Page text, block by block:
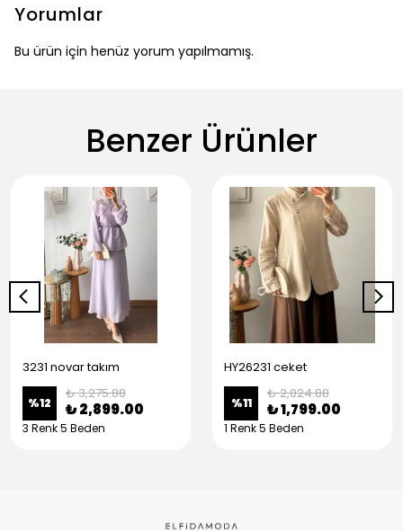
Yorumlar
Bu ürün için henüz yorum yapılmamış.
Benzer Ürünler
3231 novar takım
%12
₺ 3,275.88
₺ 2,899.00
3 Renk 5 Beden
HY26231 ceket
%11
₺ 2,024.88
₺ 1,799.00
1 Renk 5 Beden